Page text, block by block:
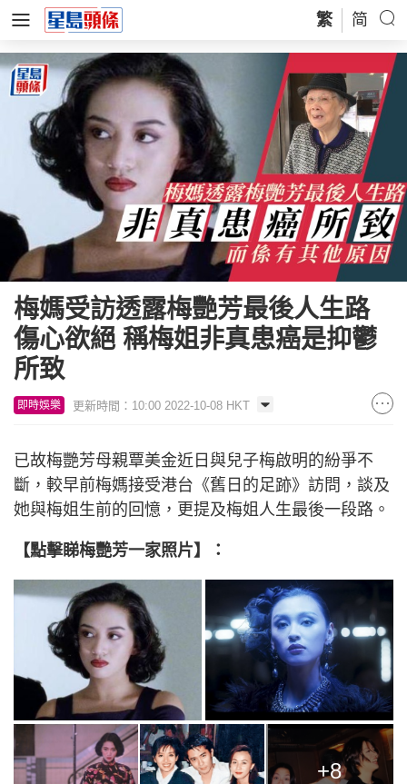
繁 简
梅媽受訪透露梅艷芳最後人生路
傷心欲絕 稱梅姐非真患癌是抑鬱
所致
即時娛樂 更新時間：10:00 2022-10-08 HKT
已故梅艷芳母親覃美金近日與兒子梅啟明的紛爭不
斷，較早前梅媽接受港台《舊日的足跡》訪問，談及
她與梅姐生前的回憶，更提及梅姐人生最後一段路。
【點擊睇梅艷芳一家照片】：
+8